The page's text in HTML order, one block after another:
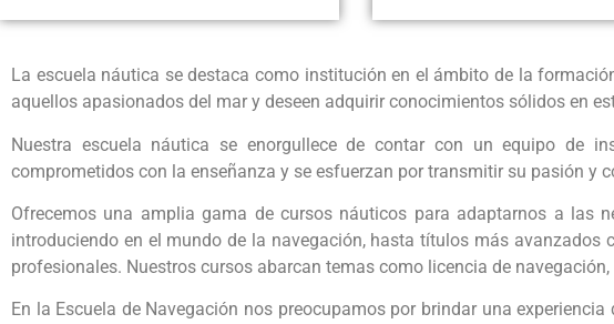
La escuela náutica se destaca como institución en el ámbito de la
aquellos apasionados del mar y deseen adquirir conocimientos sólidos en
Nuestra escuela náutica se enorgullece de contar con un equipo de
comprometidos con la enseñanza y se esfuerzan por transmitir su pasión y
Ofrecemos una amplia gama de cursos náuticos para adaptarnos a las
introduciendo en el mundo de la navegación, hasta títulos más avanzados
profesionales. Nuestros cursos abarcan temas como licencia de
En la Escuela de Navegación nos preocupamos por brindar una